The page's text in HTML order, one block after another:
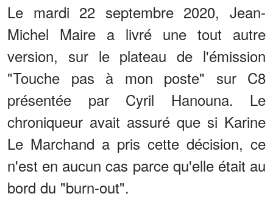
Le mardi 22 septembre 2020, Jean-
Michel Maire a livré une tout autre
version, sur le plateau de l'émission
"Touche pas à mon poste" sur C8
présentée par Cyril Hanouna. Le
chroniqueur avait assuré que si Karine
Le Marchand a pris cette décision, ce
n'est en aucun cas parce qu'elle était au
bord du "burn-out".